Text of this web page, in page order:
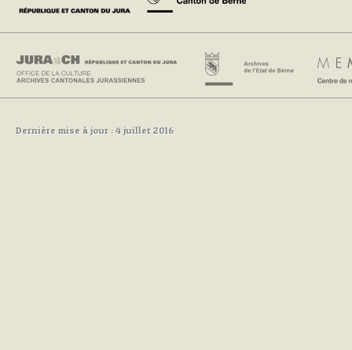
Dernière mise à jour : 4 juillet 2016